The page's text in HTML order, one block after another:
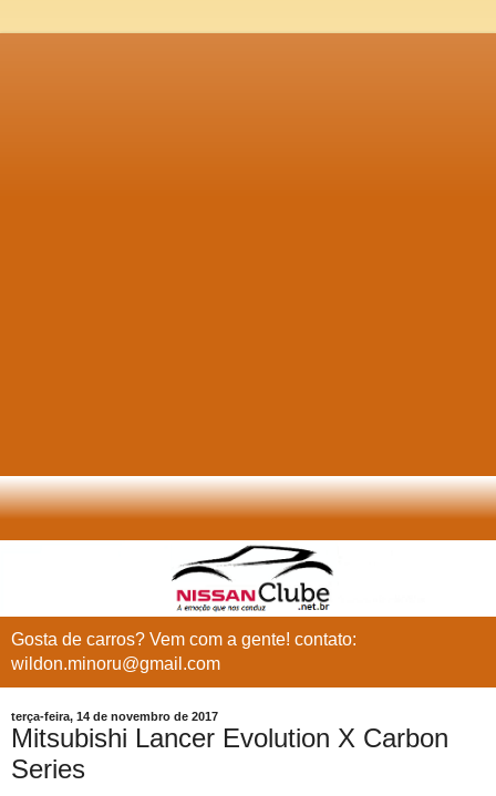
Gosta de carros? Vem com a gente! contato:
wildon.minoru@gmail.com
terça-feira, 14 de novembro de 2017
Mitsubishi Lancer Evolution X Carbon
Series